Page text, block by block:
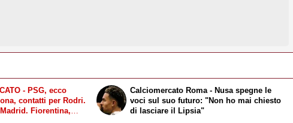
- PSG, ecco
contatti per Rodri.
Fiorentina,
Calciomercato Roma - Nusa spegne le
voci sul suo futuro: "Non ho mai chiesto
di lasciare il Lipsia"